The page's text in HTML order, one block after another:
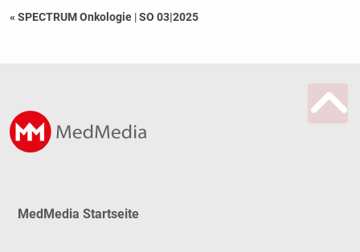
« SPECTRUM Onkologie |SO 03|2025
MedMedia Startseite